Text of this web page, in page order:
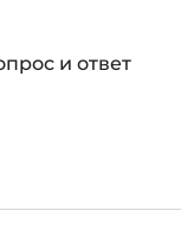
и ответ